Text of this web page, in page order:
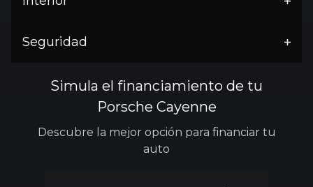
Seguridad
Simula el financiamiento de tu
Porsche Cayenne
Descubre la mejor opción para financiar tu
auto